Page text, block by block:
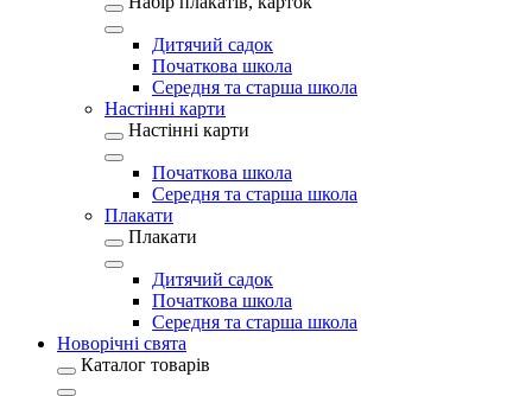
Дитячий садок
Початкова школа
Середня та старша школа
Настінні карти
Настінні карти
Початкова школа
Середня та старша школа
Плакати
Плакати
Дитячий садок
Початкова школа
Середня та старша школа
Новорічні свята
Каталог товарів